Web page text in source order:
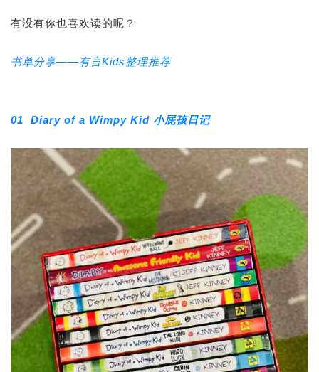
有没有你也喜欢读的呢？
书单分享——有言Kids整理推荐
01 Diary of a Wimpy Kid 小屁孩日记